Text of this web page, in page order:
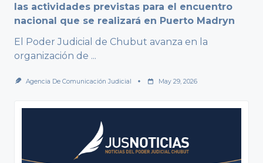
las actividades previstas para el encuentro
nacional que se realizará en Puerto Madryn
El Poder Judicial de Chubut avanza en la
organización de ...
Agencia De Comunicación Judicial May 29, 2026